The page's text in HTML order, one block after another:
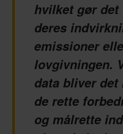
hvilket gør
deres
emissioner
lovgivningen.
data bliver
de rette
og målrette